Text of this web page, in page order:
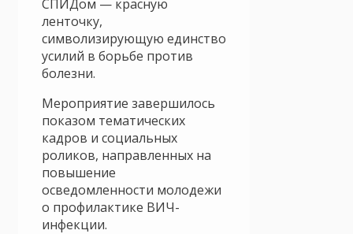
СПИДом — красную
ленточку,
символизирующую единство
усилий в борьбе против
болезни.
Мероприятие завершилось
показом тематических
кадров и социальных
роликов, направленных на
повышение
осведомленности молодежи
о профилактике ВИЧ-
инфекции.